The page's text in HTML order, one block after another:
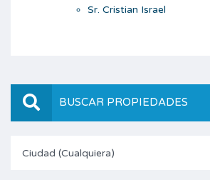
Sr. Cristian Israel
BUSCAR PROPIEDADES
Ciudad (Cualquiera)